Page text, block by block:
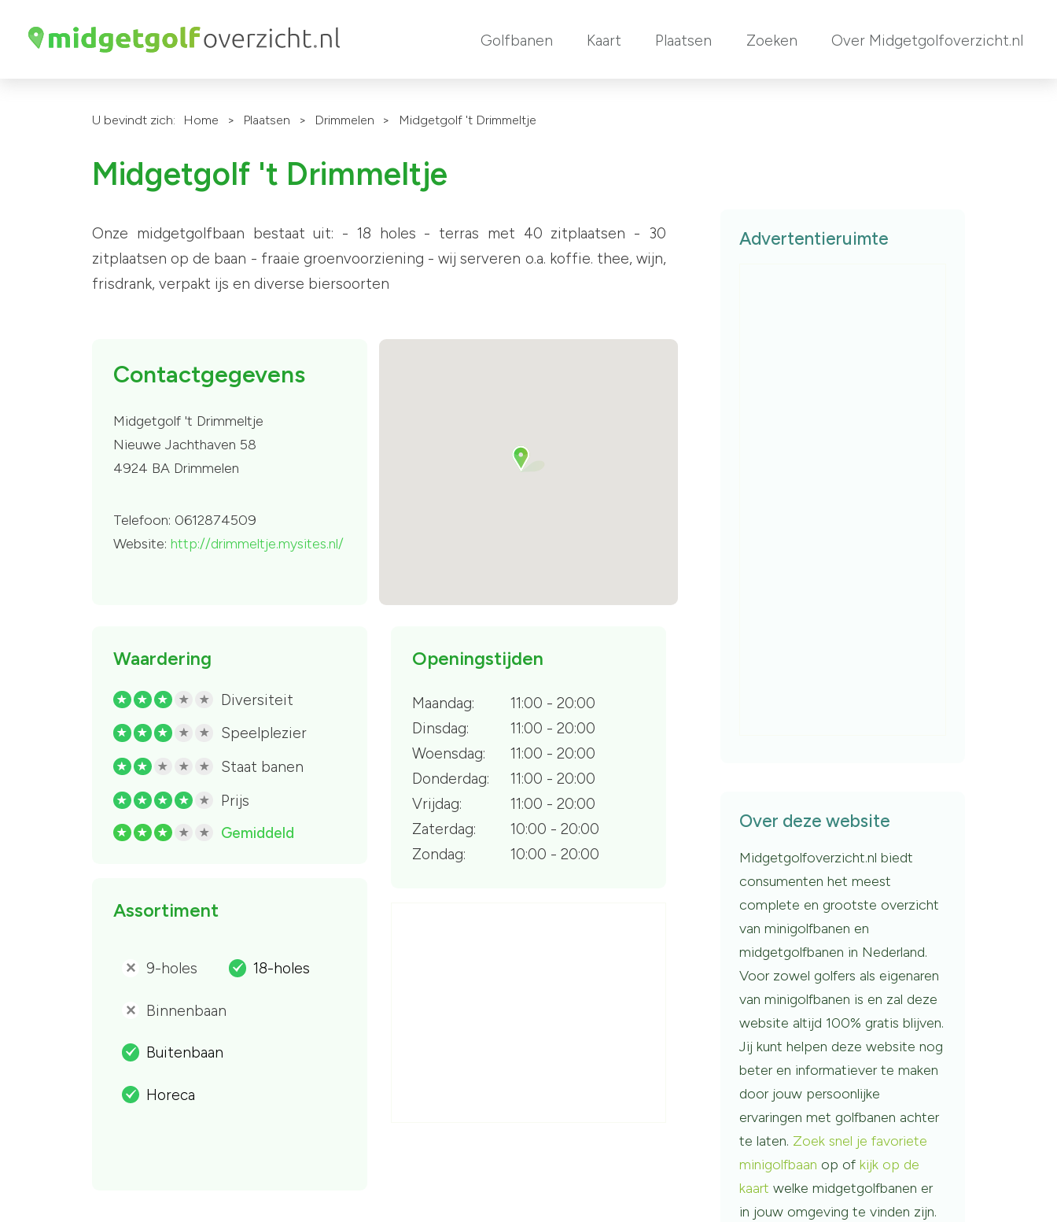
Golfbanen Kaart Plaatsen Zoeken Over Midgetgolfoverzicht.nl
U bevindt zich: Home > Plaatsen > Drimmelen > Midgetgolf 't Drimmeltje
Midgetgolf 't Drimmeltje
Onze midgetgolfbaan bestaat uit: - 18 holes - terras met 40 zitplaatsen - 30
zitplaatsen op de baan - fraaie groenvoorziening - wij serveren o.a. koffie. thee, wijn,
frisdrank, verpakt ijs en diverse biersoorten
Contactgegevens
Midgetgolf 't Drimmeltje
Nieuwe Jachthaven 58
4924 BA Drimmelen
Telefoon: 0612874509
Website: http://drimmeltje.mysites.nl/
Waardering
R R R R R Diversiteit
R R R R R Speelplezier
R R R R R Staat banen
R R R R R Prijs
R R R R R Gemiddeld
Assortiment
' 9-holes . 18-holes
' Binnenbaan
. Buitenbaan
. Horeca
Openingstijden
Maandag:
11:00 - 20:00
Dinsdag:
11:00 - 20:00
Woensdag:
11:00 - 20:00
Donderdag:
11:00 - 20:00
Vrijdag:
11:00 - 20:00
Zaterdag:
10:00 - 20:00
Zondag:
10:00 - 20:00
Advertentieruimte
Over deze website
Midgetgolfoverzicht.nl biedt
consumenten het meest
complete en grootste overzicht
van minigolfbanen en
midgetgolfbanen in Nederland.
Voor zowel golfers als eigenaren
van minigolfbanen is en zal deze
website altijd 100% gratis blijven.
Jij kunt helpen deze website nog
beter en informatiever te maken
door jouw persoonlijke
ervaringen met golfbanen achter
te laten. Zoek snel je favoriete
minigolfbaan op ofkijk op de
kaartwelke midgetgolfbanen er
in jouw omgeving te vinden zijn.